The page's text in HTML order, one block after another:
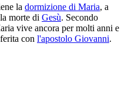
la dormizione di Maria, a
morte di Gesù. Secondo
vive ancora per molti anni e
con l'apostolo Giovanni.